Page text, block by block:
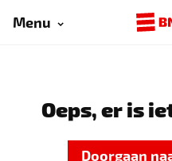
Menu
Oeps, er is
Doorgaan